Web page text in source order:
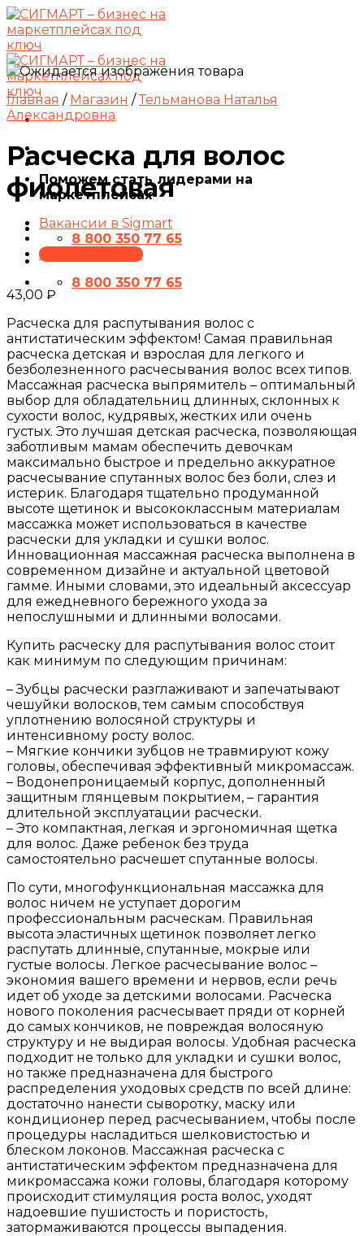
Skip
to
content
Поможем стать лидерами на
маркетплейсах
Вакансии в Sigmart
8 800 350 77 65
ПРЕЗЕНТАЦИЯ
8 800 350 77 65
Главная / Магазин / Тельманова Наталья
Александровна
Расческа для волос
фиолетовая
43,00 ₽
Расческа для распутывания волос с
антистатическим эффектом! Самая правильная
расческа детская и взрослая для легкого и
безболезненного расчесывания волос всех типов.
Массажная расческа выпрямитель – оптимальный
выбор для обладательниц длинных, склонных к
сухости волос, кудрявых, жестких или очень
густых. Это лучшая детская расческа, позволяющая
заботливым мамам обеспечить девочкам
максимально быстрое и предельно аккуратное
расчесывание спутанных волос без боли, слез и
истерик. Благодаря тщательно продуманной
высоте щетинок и высококлассным материалам
массажка может использоваться в качестве
расчески для укладки и сушки волос.
Инновационная массажная расческа выполнена в
современном дизайне и актуальной цветовой
гамме. Иными словами, это идеальный аксессуар
для ежедневного бережного ухода за
непослушными и длинными волосами.
Купить расческу для распутывания волос стоит
как минимум по следующим причинам:
– Зубцы расчески разглаживают и запечатывают
чешуйки волосков, тем самым способствуя
уплотнению волосяной структуры и
интенсивному росту волос.
– Мягкие кончики зубцов не травмируют кожу
головы, обеспечивая эффективный микромассаж.
– Водонепроницаемый корпус, дополненный
защитным глянцевым покрытием, – гарантия
длительной эксплуатации расчески.
– Это компактная, легкая и эргономичная щетка
для волос. Даже ребенок без труда
самостоятельно расчешет спутанные волосы.
По сути, многофункциональная массажка для
волос ничем не уступает дорогим
профессиональным расческам. Правильная
высота эластичных щетинок позволяет легко
распутать длинные, спутанные, мокрые или
густые волосы. Легкое расчесывание волос –
экономия вашего времени и нервов, если речь
идет об уходе за детскими волосами. Расческа
нового поколения расчесывает пряди от корней
до самых кончиков, не повреждая волосяную
структуру и не выдирая волосы. Удобная расческа
подходит не только для укладки и сушки волос,
но также предназначена для быстрого
распределения уходовых средств по всей длине:
достаточно нанести сыворотку, маску или
кондиционер перед расчесыванием, чтобы после
процедуры насладиться шелковистостью и
блеском локонов. Массажная расческа с
антистатическим эффектом предназначена для
микромассажа кожи головы, благодаря которому
происходит стимуляция роста волос, уходят
надоевшие пушистость и пористость,
затормаживаются процессы выпадения.